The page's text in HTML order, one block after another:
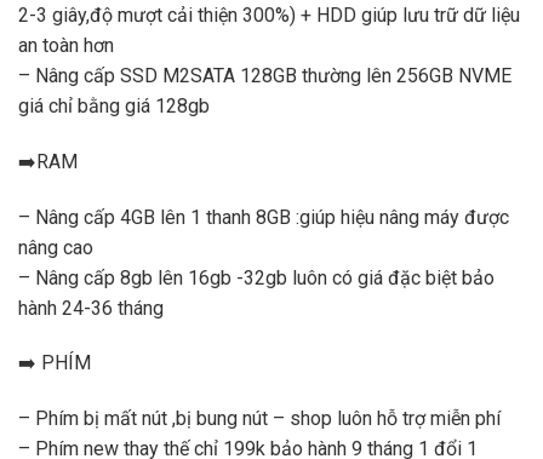
2-3 giây,độ mượt cải thiện 300%) + HDD giúp lưu trữ dữ liệu
an toàn hơn
– Nâng cấp SSD M2SATA 128GB thường lên 256GB NVME
giá chỉ bằng giá 128gb
➡️RAM
– Nâng cấp 4GB lên 1 thanh 8GB :giúp hiệu nâng máy được
nâng cao
– Nâng cấp 8gb lên 16gb -32gb luôn có giá đặc biệt bảo
hành 24-36 tháng
➡️ PHÍM
– Phím bị mất nút ,bị bung nút – shop luôn hỗ trợ miễn phí
– Phím new thay thế chỉ 199k bảo hành 9 tháng 1 đổi 1